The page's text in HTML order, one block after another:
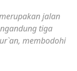
jalan
tiga
membodohi